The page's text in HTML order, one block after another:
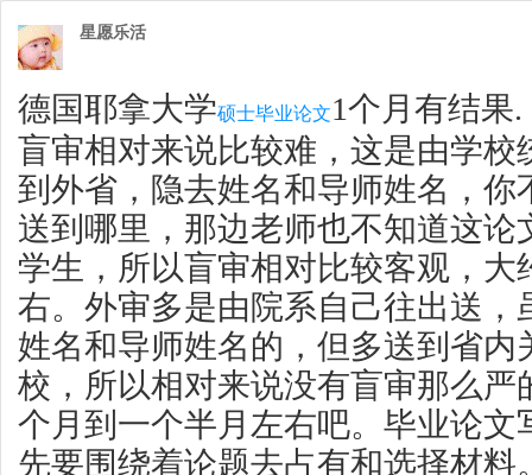
星愿乐活
德国耶拿大学硕士毕业论文1个月有结果.
盲审相对来说比较难，这是由学校
到外省，隐去姓名和导师姓名，你
送到哪里，那边老师也不知道这论
学生，所以盲审相对比较客观，大
右。外审多是由院系自己往出送，
姓名和导师姓名的，但多送到省内
校，所以相对来说没有盲审那么严
个月到一个半月左右吧。毕业论文
先要围绕着论题去占有和选择材料